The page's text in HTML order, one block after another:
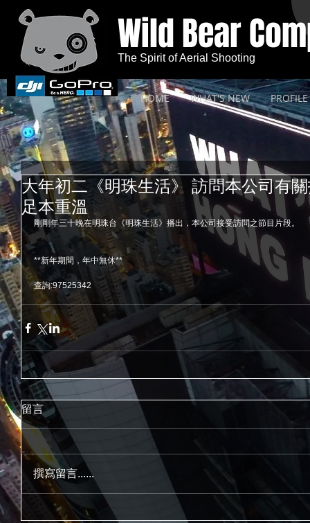
HOME WHAT'S NEW PROFILE
Wild Bear
The Spirit of Aerial Shooting
大年初二《明珠生活》 訪問本公司有
足本重溫
剛剛年三十晚在明珠台《明珠生活》播出，本公司接受訪問之節目片段。
**新年期間，年中無休**
查詢:97525342
留言
撰寫留言......